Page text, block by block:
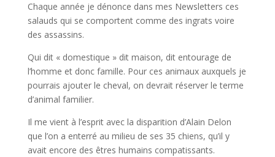
Chaque année je dénonce dans mes Newsletters ces
salauds qui se comportent comme des ingrats voire
des assassins.
Qui dit « domestique » dit maison, dit entourage de
l’homme et donc famille. Pour ces animaux auxquels je
pourrais ajouter le cheval, on devrait réserver le terme
d’animal familier.
Il me vient à l’esprit avec la disparition d’Alain Delon
que l’on a enterré au milieu de ses 35 chiens, qu’il y
avait encore des êtres humains compatissants.